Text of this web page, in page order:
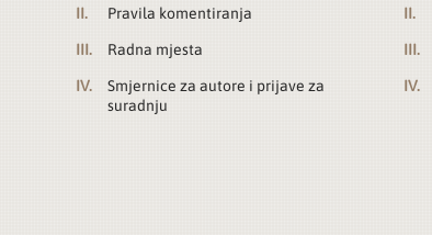
Pravila komentiranja
Radna mjesta
Smjernice za autore i prijave za
suradnju